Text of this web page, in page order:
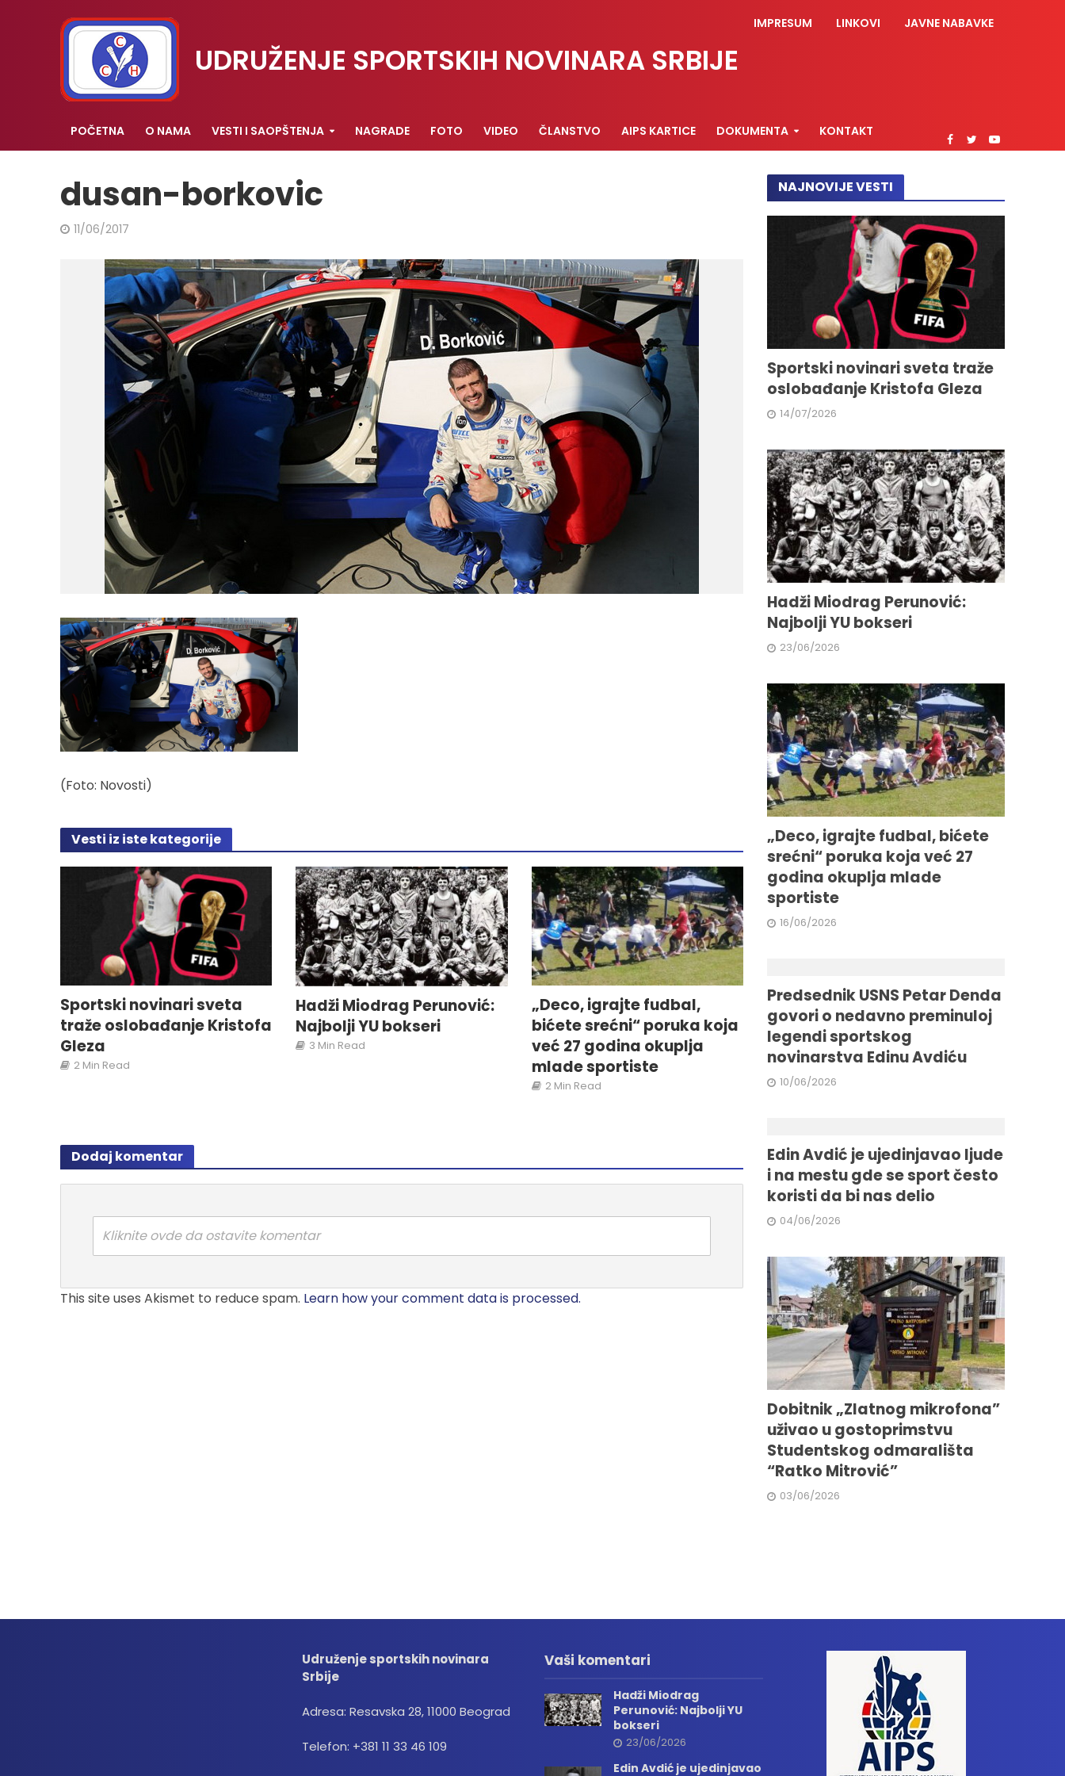
UDRUŽENJE SPORTSKIH NOVINARA SRBIJE
IMPRESUM LINKOVI JAVNE NABAVKE
POČETNA O NAMA VESTI I SAOPŠTENJA NAGRADE FOTO VIDEO ČLANSTVO AIPS KARTICE DOKUMENTA KONTAKT
dusan-borkovic
11/06/2017
(Foto: Novosti)
Vesti iz iste kategorije
Sportski novinari sveta
traže oslobađanje Kristofa
Gleza
2 Min Read
Hadži Miodrag Perunović:
Najbolji YU bokseri
3 Min Read
„Deco, igrajte fudbal,
bićete srećni“ poruka koja
već 27 godina okuplja
mlade sportiste
2 Min Read
Dodaj komentar
Kliknite ovde da ostavite komentar
This site uses Akismet to reduce spam. Learn how your comment data is processed.
NAJNOVIJE VESTI
Sportski novinari sveta traže
oslobađanje Kristofa Gleza
14/07/2026
Hadži Miodrag Perunović:
Najbolji YU bokseri
23/06/2026
„Deco, igrajte fudbal, bićete
srećni“ poruka koja već 27
godina okuplja mlade
sportiste
16/06/2026
Predsednik USNS Petar Denda
govori o nedavno preminuloj
legendi sportskog
novinarstva Edinu Avdiću
10/06/2026
Edin Avdić je ujedinjavao ljude
i na mestu gde se sport često
koristi da bi nas delio
04/06/2026
Dobitnik „Zlatnog mikrofona”
uživao u gostoprimstvu
Studentskog odmarališta
“Ratko Mitrović”
03/06/2026
Udruženje sportskih novinara
Srbije
Adresa: Resavska 28, 11000 Beograd
Telefon: +381 11 33 46 109
Vaši komentari
Hadži Miodrag
Perunović: Najbolji YU
bokseri
23/06/2026
Edin Avdić je ujedinjavao